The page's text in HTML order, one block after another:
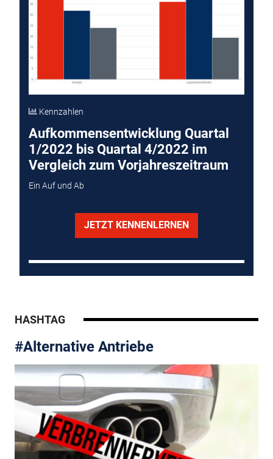
Kennzahlen
Aufkommensentwicklung Quartal
1/2022 bis Quartal 4/2022 im
Vergleich zum Vorjahreszeitraum
Ein Auf und Ab
JETZT KENNENLERNEN
HASHTAG
#Alternative Antriebe